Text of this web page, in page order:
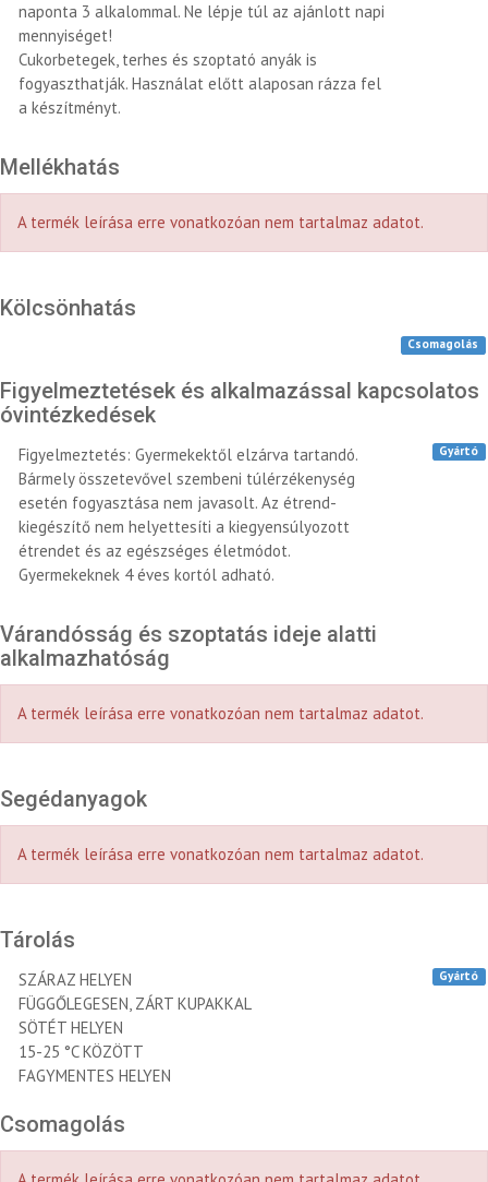
naponta 3 alkalommal. Ne lépje túl az ajánlott napi
mennyiséget!
Cukorbetegek, terhes és szoptató anyák is
fogyaszthatják. Használat előtt alaposan rázza fel
a készítményt.
Mellékhatás
A termék leírása erre vonatkozóan nem tartalmaz adatot.
Kölcsönhatás
Csomagolás
Figyelmeztetések és alkalmazással kapcsolatos
óvintézkedések
Figyelmeztetés: Gyermekektől elzárva tartandó.
Bármely összetevővel szembeni túlérzékenység
esetén fogyasztása nem javasolt. Az étrend-
kiegészítő nem helyettesíti a kiegyensúlyozott
étrendet és az egészséges életmódot.
Gyermekeknek 4 éves kortól adható.
Gyártó
Várandósság és szoptatás ideje alatti
alkalmazhatóság
A termék leírása erre vonatkozóan nem tartalmaz adatot.
Segédanyagok
A termék leírása erre vonatkozóan nem tartalmaz adatot.
Tárolás
SZÁRAZ HELYEN
FÜGGŐLEGESEN, ZÁRT KUPAKKAL
SÖTÉT HELYEN
15-25 °C KÖZÖTT
FAGYMENTES HELYEN
Gyártó
Csomagolás